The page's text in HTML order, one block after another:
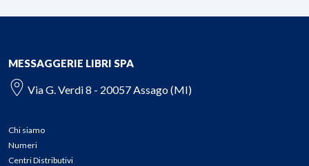
MESSAGGERIE LIBRI SPA
Via G. Verdi 8 - 20057 Assago (MI)
Chi siamo
Numeri
Centri Distributivi